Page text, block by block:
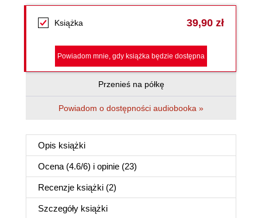
Książka 39,90 zł
Powiadom mnie, gdy książka będzie dostępna
Przenieś na półkę
Powiadom o dostępności audiobooka »
Opis książki
Ocena (4.6/6) i opinie (23)
Recenzje książki (2)
Szczegóły książki